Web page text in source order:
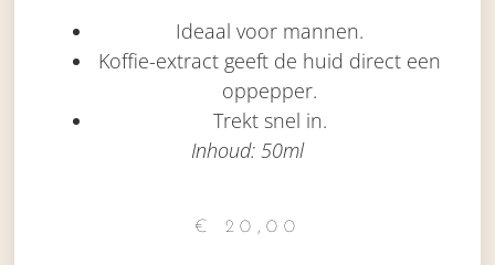
Ideaal voor mannen.
Koffie-extract geeft de huid direct een
oppepper.
Trekt snel in.
Inhoud: 50ml
€ 20,00